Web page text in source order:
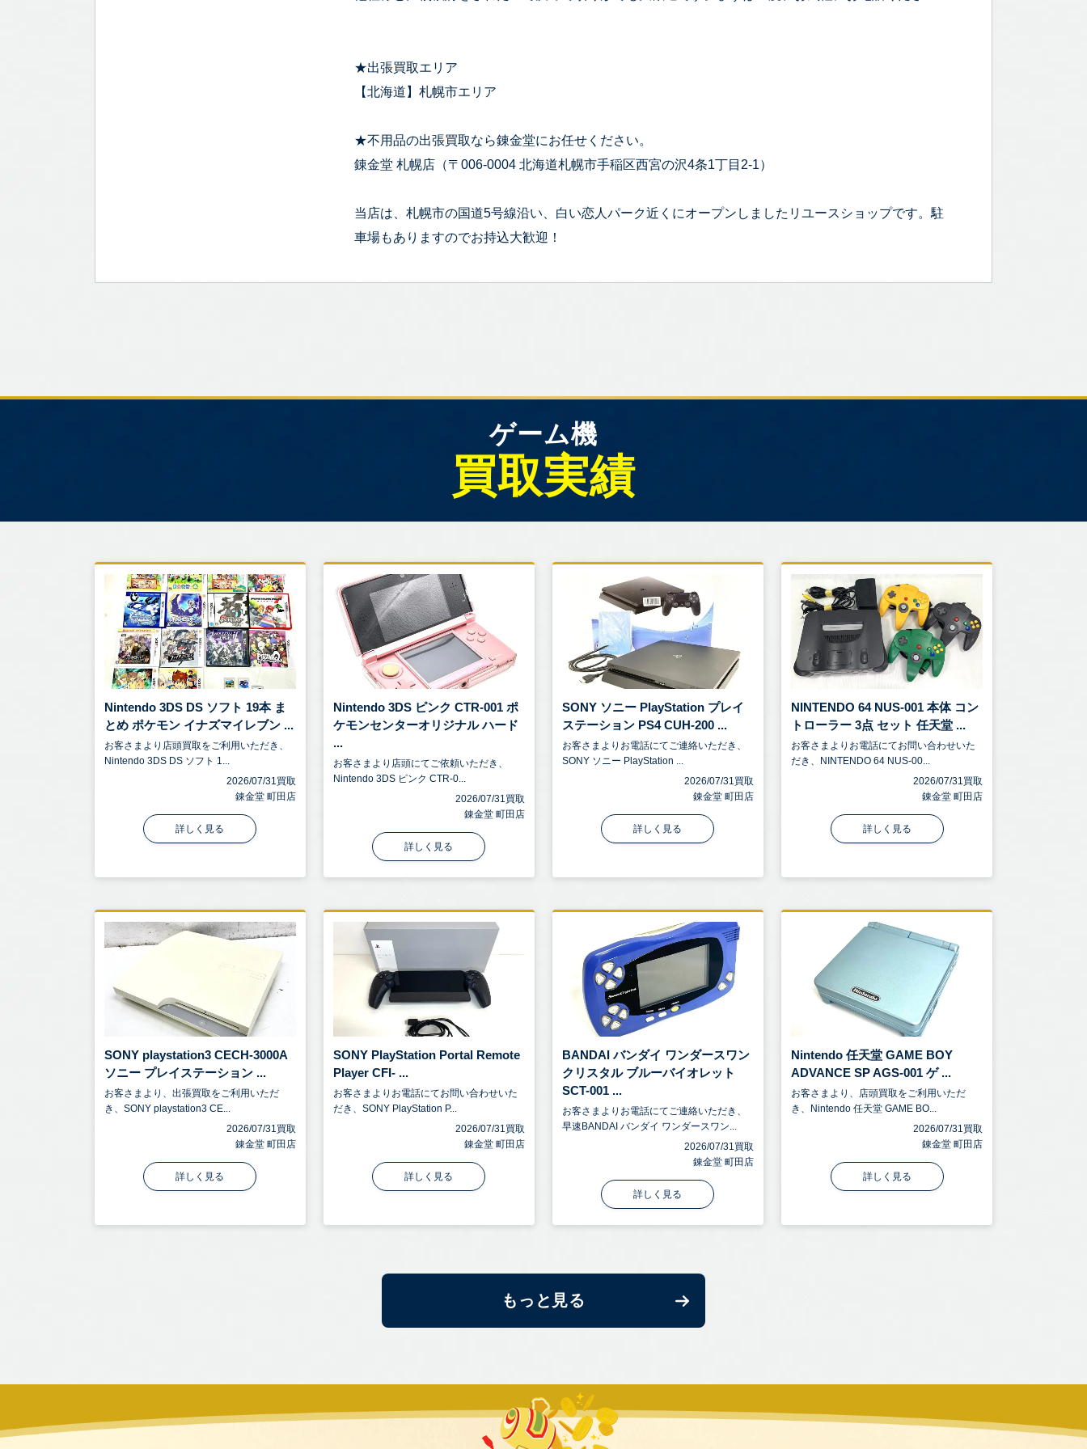
★出張買取エリア
【北海道】札幌市エリア
★不用品の出張買取なら錬金堂にお任せください。
錬金堂 札幌店（〒006-0004 北海道札幌市手稲区西宮の沢4条1丁目2-1）
当店は、札幌市の国道5号線沿い、白い恋人パーク近くにオープンしましたリユースショップです。駐
車場もありますのでお持込大歓迎！
ゲーム機
買取実績
Nintendo 3DS DS ソフト 19本 ま
とめ ポケモン イナズマイレブン ...
お客さまより店頭買取をご利用いただき、
Nintendo 3DS DS ソフト 1...
2026/07/31買取
錬金堂 町田店
詳しく見る
Nintendo 3DS ピンク CTR-001 ポ
ケモンセンターオリジナル ハード
...
お客さまより店頭にてご依頼いただき、
Nintendo 3DS ピンク CTR-0...
2026/07/31買取
錬金堂 町田店
詳しく見る
SONY ソニー PlayStation プレイ
ステーション PS4 CUH-200 ...
お客さまよりお電話にてご連絡いただき、
SONY ソニー PlayStation ...
2026/07/31買取
錬金堂 町田店
詳しく見る
NINTENDO 64 NUS-001 本体 コン
トローラー 3点 セット 任天堂 ...
お客さまよりお電話にてお問い合わせいた
だき、NINTENDO 64 NUS-00...
2026/07/31買取
錬金堂 町田店
詳しく見る
SONY playstation3 CECH-3000A
ソニー プレイステーション ...
お客さまより、出張買取をご利用いただ
き、SONY playstation3 CE...
2026/07/31買取
錬金堂 町田店
詳しく見る
SONY PlayStation Portal Remote
Player CFI- ...
お客さまよりお電話にてお問い合わせいた
だき、SONY PlayStation P...
2026/07/31買取
錬金堂 町田店
詳しく見る
BANDAI バンダイ ワンダースワン
クリスタル ブルーバイオレット
SCT-001 ...
お客さまよりお電話にてご連絡いただき、
早速BANDAI バンダイ ワンダースワン...
2026/07/31買取
錬金堂 町田店
詳しく見る
Nintendo 任天堂 GAME BOY
ADVANCE SP AGS-001 ゲ ...
お客さまより、店頭買取をご利用いただ
き、Nintendo 任天堂 GAME BO...
2026/07/31買取
錬金堂 町田店
詳しく見る
もっと見る